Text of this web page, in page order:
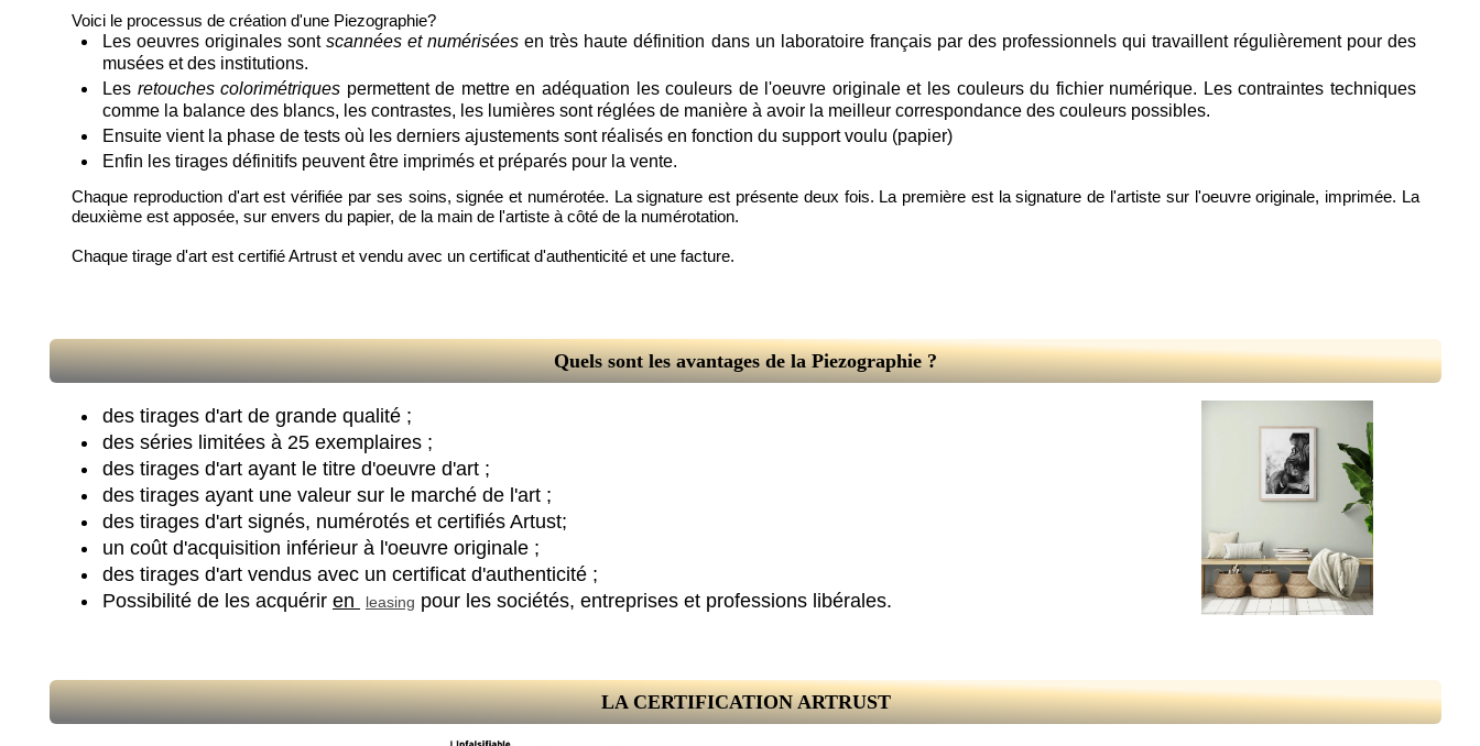
Voici le processus de création d'une Piezographie?
Les oeuvres originales sontscannées et numérisées en très haute définition dans un laboratoire français par des professionnels qui travaillent régulièrement pour des
musées et des institutions.
Les retouches colorimétriques permettent de mettre en adéquation les couleurs de l'oeuvre originale et les couleurs du fichier numérique. Les contraintes techniques
comme la balance des blancs, les contrastes, les lumières sont réglées de manière à avoir la meilleur correspondance des couleurs possibles.
Ensuite vient la phase de tests où les derniers ajustements sont réalisés en fonction du support voulu (papier)
Enfin les tirages définitifs peuvent être imprimés et préparés pour la vente.
Chaque reproduction d'art est vérifiée par ses soins, signée et numérotée. La signature est présente deux fois. La première est la signature de l'artiste sur l'oeuvre originale, imprimée. La
deuxième est apposée, sur envers du papier, de la main de l'artiste à côté de la numérotation.
Chaque tirage d'art est certifié Artrust et vendu avec un certificat d'authenticité et une facture.
Quels sont les avantages de la Piezographie ?
des tirages d'art de grande qualité ;
des séries limitées à 25 exemplaires ;
des tirages d'art ayant le titre d'oeuvre d'art ;
des tirages ayant une valeur sur le marché de l'art ;
des tirages d'art signés, numérotés et certifiés Artust;
un coût d'acquisition inférieur à l'oeuvre originale ;
des tirages d'art vendus avec un certificat d'authenticité ;
Possibilité de les acquérir en leasing pour les sociétés, entreprises et professions libérales.
LA CERTIFICATION ARTRUST